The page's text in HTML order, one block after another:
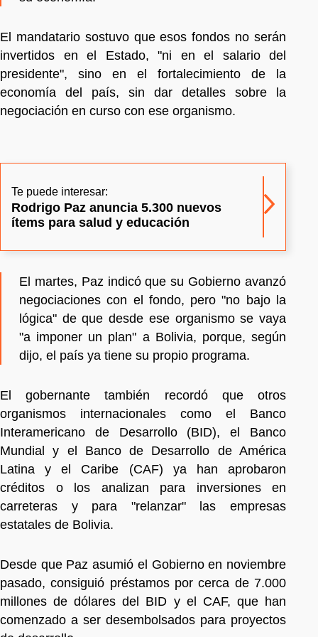
El mandatario sostuvo que esos fondos no serán
invertidos en el Estado, "ni en el salario del
presidente", sino en el fortalecimiento de la
economía del país, sin dar detalles sobre la
negociación en curso con ese organismo.
Te puede interesar:
Rodrigo Paz anuncia 5.300 nuevos
ítems para salud y educación
El martes, Paz indicó que su Gobierno avanzó
negociaciones con el fondo, pero "no bajo la
lógica" de que desde ese organismo se vaya
"a imponer un plan" a Bolivia, porque, según
dijo, el país ya tiene su propio programa.
El gobernante también recordó que otros
organismos internacionales como el Banco
Interamericano de Desarrollo (BID), el Banco
Mundial y el Banco de Desarrollo de América
Latina y el Caribe (CAF) ya han aprobaron
créditos o los analizan para inversiones en
carreteras y para "relanzar" las empresas
estatales de Bolivia.
Desde que Paz asumió el Gobierno en noviembre
pasado, consiguió préstamos por cerca de 7.000
millones de dólares del BID y el CAF, que han
comenzado a ser desembolsados para proyectos